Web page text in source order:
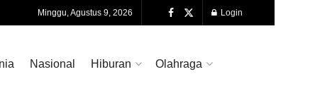
Minggu, Agustus 9, 2026 Login
Nasional Hiburan Olahraga